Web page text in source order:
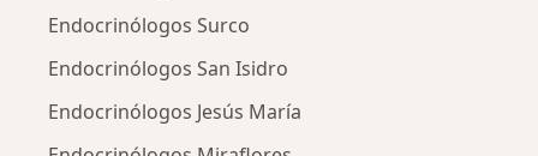
Endocrinólogos Surco
Endocrinólogos San Isidro
Endocrinólogos Jesús María